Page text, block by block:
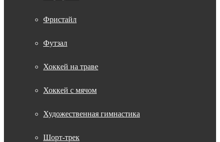
Фристайл
Футзал
Хоккей на траве
Хоккей с мячом
Художественная гимнастика
Шорт-трек